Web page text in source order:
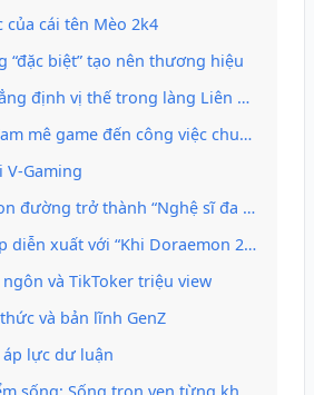
của cái tên Mèo 2k4
“đặc biệt” tạo nên thương hiệu
vị thế trong làng Liên Quân Mobile
mê game đến công việc chuyên nghiệp
V-Gaming
đường trở thành “Nghệ sĩ đa năng”
xuất với “Khi Doraemon 2k4”
ngôn và TikToker triệu view
và bản lĩnh GenZ
lực dư luận